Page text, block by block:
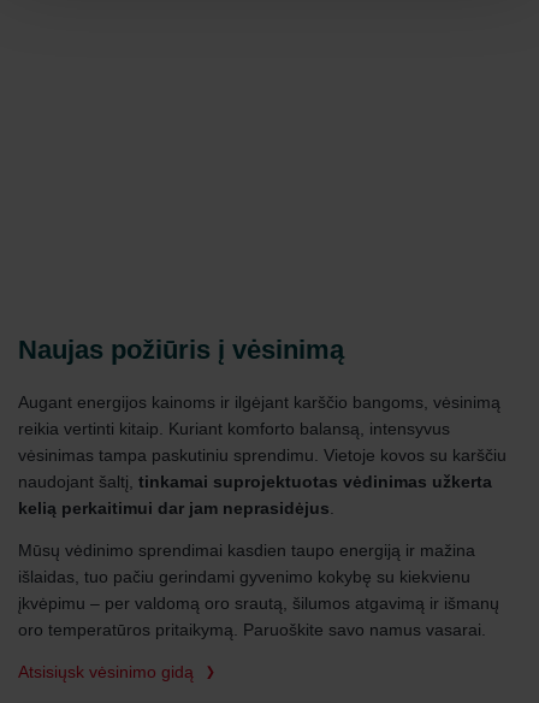
Naujas požiūris į vėsinimą
Augant energijos kainoms ir ilgėjant karščio bangoms, vėsinimą
reikia vertinti kitaip. Kuriant komforto balansą, intensyvus
vėsinimas tampa paskutiniu sprendimu. Vietoje kovos su karščiu
naudojant šaltį, tinkamai suprojektuotas vėdinimas užkerta
kelią perkaitimui dar jam neprasidėjus
Mūsų vėdinimo sprendimai kasdien taupo energiją ir mažina
išlaidas, tuo pačiu gerindami gyvenimo kokybę su kiekvienu
įkvėpimu – per valdomą oro srautą, šilumos atgavimą ir išmanų
oro temperatūros pritaikymą. Paruoškite savo namus vasarai.
Atsisiųsk vėsinimo gidą